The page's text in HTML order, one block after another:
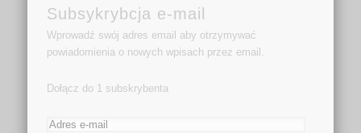
Subsykrybcja e-mail
Wprowadź swój adres email aby otrzymywać
powiadomienia o nowych wpisach przez email.
Dołącz do 1 subskrybenta